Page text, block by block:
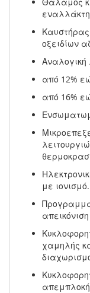
οξειδίων
Αναλογική
από 12%
από 16%
με ιονισμό.
χαμηλής